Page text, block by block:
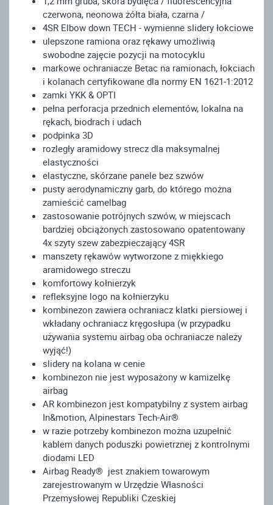
czerwona, neonowa żółta biała, czarna /
4SR Elbow down TECH - wymienne slidery łokciowe
ulepszone ramiona oraz rękawy umożliwią
swobodne zajęcie pozycji na motocyklu
markowe ochraniacze Betac na ramionach, łokciach
i kolanach certyfikowane dla normy EN 1621-1:2012
zamki YKK & OPTI
pełna perforacja przednich elementów, lokalna na
rękach, biodrach i udach
podpinka 3D
rozległy aramidowy strecz dla maksymalnej
elastyczności
elastyczne, skórzane panele bez szwów
pusty aerodynamiczny garb, do którego można
zamieścić camelbag
zastosowanie potrójnych szwów, w miejscach
bardziej obciążonych zastosowano opatentowany
4x szyty szew zabezpieczający 4SR
manszety rękawów wytworzone z miękkiego
aramidowego streczu
komfortowy kołnierzyk
refleksyjne logo na kołnierzyku
kombinezon zawiera ochraniacz klatki piersiowej i
wkładany ochraniacz kręgosłupa (w przypadku
używania systemu airbag oba ochraniacze należy
wyjąć!)
slidery na kolana w cenie
kombinezon nie jest wyposażony w kamizelkę
airbag
AR kombinezon jest kompatybilny z system airbag
In&motion, Alpinestars Tech-Air®
w razie potrzeby kombinezon można uzupełnić
kablem danych poduszki powietrznej z kontrolnymi
diodami LED
Airbag Ready® jest znakiem towarowym
zarejestrowanym w Urzędzie Własności
Przemysłowej Republiki Czeskiej